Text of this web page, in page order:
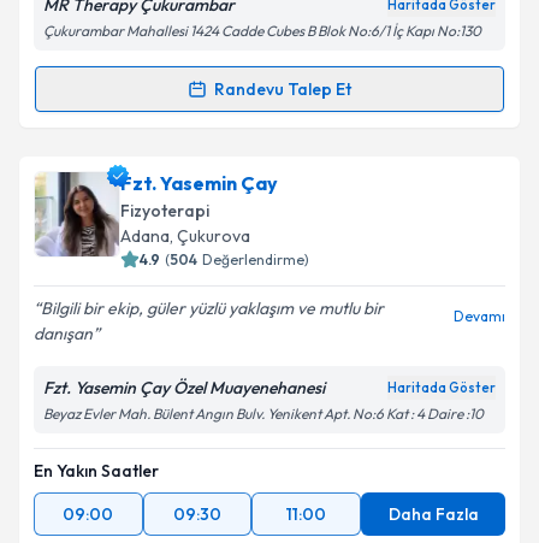
MR Therapy Çukurambar Haritada Göster
Çukurambar Mahallesi 1424 Cadde Cubes B Blok No:6/1 İç Kapı No:130
Randevu Talep Et
Randevu Takvimi Talebi
Fzt. Ramazan Esen için randevu takvimi talebi
oluşturun. Size bu uzmandan randevu almanız için bir
takvim hazırlandığında e-posta ile bilgilendireceğiz.
Kişisel verilerimin işlenmesine ilişkin
Aydınlatma
Metni'ni okudum ve kişisel verilerimin belirtilen
kapsamda işlenmesini kabul ediyorum.
Takvim Talebini Gönder
Fzt. Yasemin Çay
Fizyoterapi
Adana, Çukurova
4.9 (504 Değerlendirme)
Bilgili bir ekip, güler yüzlü yaklaşım ve mutlu bir
danışan
Devamı
Fzt. Yasemin Çay Özel Muayenehanesi Haritada Göster
Beyaz Evler Mah. Bülent Angın Bulv. Yenikent Apt. No:6 Kat : 4 Daire :10
En Yakın Saatler
09:00
09:30 11:00 Daha Fazla